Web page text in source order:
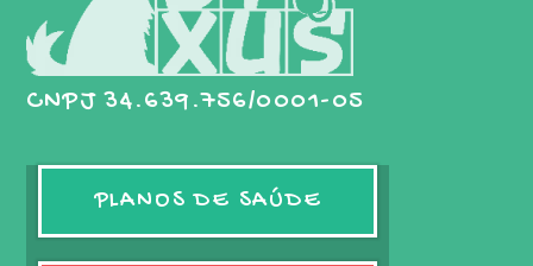
CNPJ 34.639.756/0001-05
PLANOS DE SAÚDE